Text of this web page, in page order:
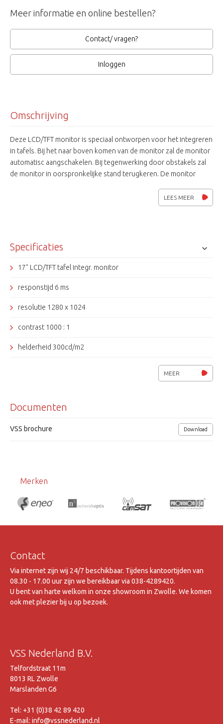
Meer informatie en online bestellen?
Contact/ vragen?
Inloggen
Omschrijving
Deze LCD/TFT monitor is speciaal ontworpen voor het integreren
in tafels. Bij het naar boven komen van de monitor zal de monitor
automatisc aangschakelen. Bij tegenwerking door obstakels zal
de monitor in oorspronkelijke stand terugkeren. De monitor
LEES MEER
Specificaties
17" LCD/TFT tafel integr. monitor
responstijd 6 ms
resolutie 1280 x 1024
contrast 1000 : 1
helderheid 300cd/m2
MEER
Documenten
VSS brochure Download
Merken
Contact
Via internet zijn wij 24/7 beschikbaar. Tijdens kantoortijden van
08.30 - 17.00 uur zijn we bereikbaar via 038-4289420.
U bent van harte welkom in onze showroom in Zwolle. We komen
ook met plezier bij u op bezoek.
VSS Nederland B.V.
Telfordstraat 11m
8013 RL Zwolle
Marslanden G6
Tel: +31 (0)38 42 89 420
E-mail: info@vssnederland.nl